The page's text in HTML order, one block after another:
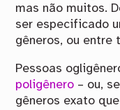
mas não muitos.
ser especificado
gêneros, ou entre
Pessoas
poligênero – ou,
gêneros exato